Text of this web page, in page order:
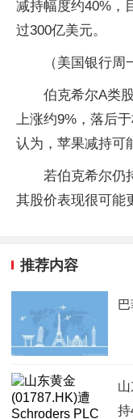
减持幅度约40%，
过300亿美元。
（美国银行周
伯克希尔A类
上涨约9%，落后
认为，苹果减持可
若伯克希尔仍
其股价表现很可能
推荐内容
持